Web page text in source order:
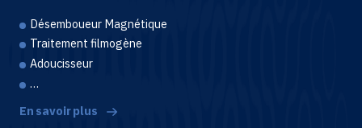
Désemboueur Magnétique
Traitement filmogène
Adoucisseur
…
En savoir plus